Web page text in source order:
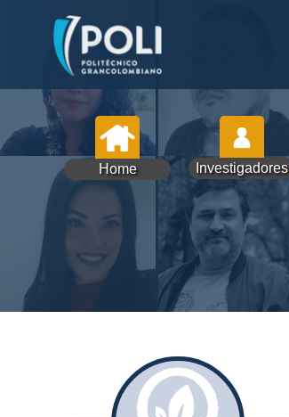
Home Investigadores